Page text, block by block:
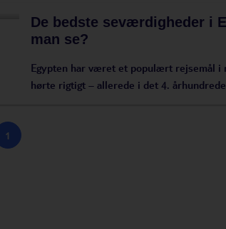
De bedste seværdigheder i
man se?
Egypten har været et populært rejsemål i
hørte rigtigt – allerede i det 4.
1